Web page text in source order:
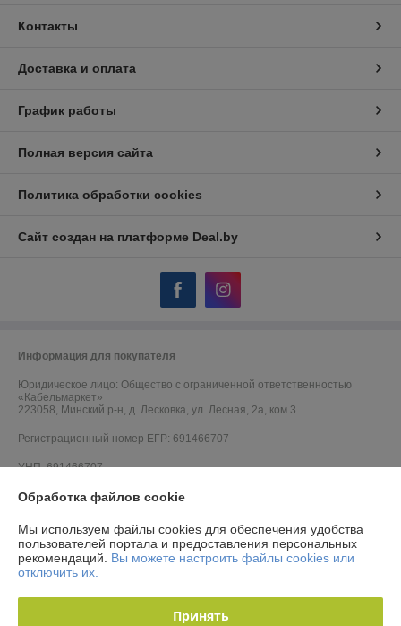
Контакты
Доставка и оплата
График работы
Полная версия сайта
Политика обработки cookies
Сайт создан на платформе Deal.by
Информация для покупателя
Юридическое лицо: Общество с ограниченной ответственностью
«Кабельмаркет»
223058, Минский р-н, д. Лесковка, ул. Лесная, 2а, ком.3
Регистрационный номер ЕГР: 691466707
УНП: 691466707
Регистрационный орган: Минский горисполком
Дата регистрации компании: 06.09.2012
Ссылка на свидетельство/лицензию
Ссылка на свидетельство/лицензию
Обработка файлов cookie
Мы используем файлы cookies для обеспечения удобства
пользователей портала и предоставления персональных
рекомендаций. Вы можете настроить файлы cookies или
отключить их.
Принять